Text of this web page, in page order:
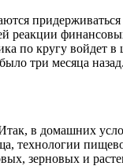
реакции
по кругу войдет
три месяца
в домашних
технологии
зерновых и